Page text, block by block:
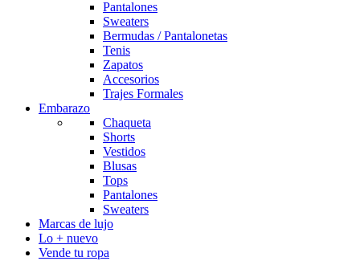
Pantalones
Sweaters
Bermudas / Pantalonetas
Tenis
Zapatos
Accesorios
Trajes Formales
Embarazo
Chaqueta
Shorts
Vestidos
Blusas
Tops
Pantalones
Sweaters
Marcas de lujo
Lo + nuevo
Vende tu ropa